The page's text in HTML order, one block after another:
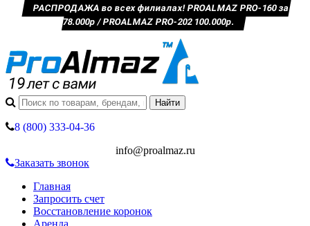
РАСПРОДАЖА во всех филиалах! PROALMAZ PRO-160 за
78.000р / PROALMAZ PRO-202 100.000р.
8 (800) 333-04-36
info@proalmaz.ru
Заказать звонок
Главная
Запросить счет
Восстановление коронок
Аренда